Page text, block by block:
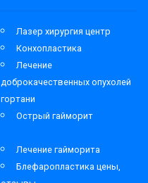
Лазер хирургия центр
Конхопластика
Лечение
доброкачественных опухолей
гортани
Острый гайморит
Лечение гайморита
Блефаропластика цены,